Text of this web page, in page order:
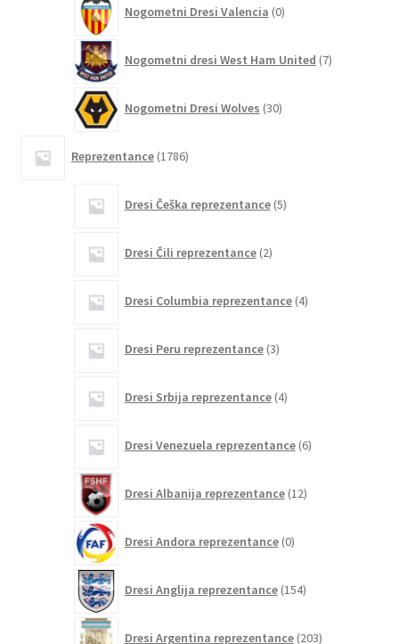
Nogometni Dresi Valencia 0izdelkov
Nogometni dresi West Ham United 7izdelkov
Nogometni Dresi Wolves 30izdelkov
Reprezentance 1786izdelkov
Dresi Češka reprezentance 5izdelkov
Dresi Čili reprezentance 2izdelka
Dresi Columbia reprezentance 4izdelki
Dresi Peru reprezentance 3izdelki
Dresi Srbija reprezentance 4izdelki
Dresi Venezuela reprezentance 6izdelkov
Dresi Albanija reprezentance 12izdelkov
Dresi Andora reprezentance 0izdelkov
Dresi Anglija reprezentance 154izdelkov
Dresi Argentina reprezentance 203